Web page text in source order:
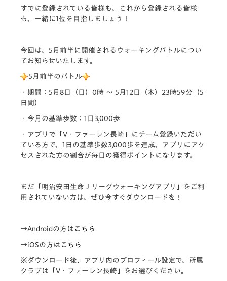
すでに登録されている皆様も、これから登録される皆様
も、一緒に1位を目指しましょう！
今回は、5月前半に開催されるウォーキングバトルについ
てお知らせいたします。
5 月前半のバトル
・期間：5月8日（日）0時 ～ 5月12日（木）23時59分（5
日間）
・今月の基準歩数：1日3,000歩
・アプリで「V・ファーレン長崎」にチーム登録いただい
ている方で、1日の基準歩数3,000歩を達成、アプリにアク
セスされた方の割合が毎日の獲得ポイントになります。
まだ「明治安田生命Ｊリーグウォーキングアプリ」をご利
用されていない方は、ぜひ今すぐダウンロードを！
→Androidの方は こちら
→iOSの方は こちら
※ダウンロード後、アプリ内のプロフィール設定で、所属
クラブは「V・ファーレン長崎 」をお選びください。